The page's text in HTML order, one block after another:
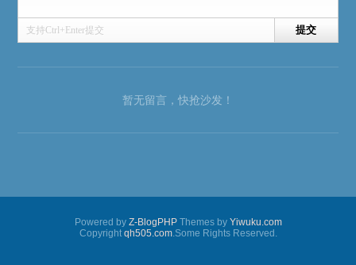
支持Ctrl+Enter提交
暂无留言，快抢沙发！
Powered by Z-BlogPHPThemes by Yiwuku.com
Copyrightqh505.com.Some Rights Reserved.